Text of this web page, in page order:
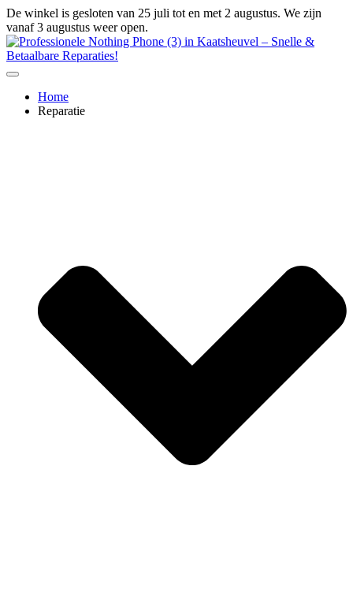
Ga
naar
de
inhoud
De winkel is gesloten van 25 juli tot en met 2 augustus. We zijn
vanaf 3 augustus weer open.
Home
Reparatie